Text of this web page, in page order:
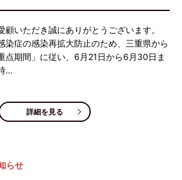
顧いただき誠にありがとうございます。
染症の感染再拡大防止のため、三重県から
点期間」に従い、6月21日から6月30日ま
…
詳細を見る
らせ